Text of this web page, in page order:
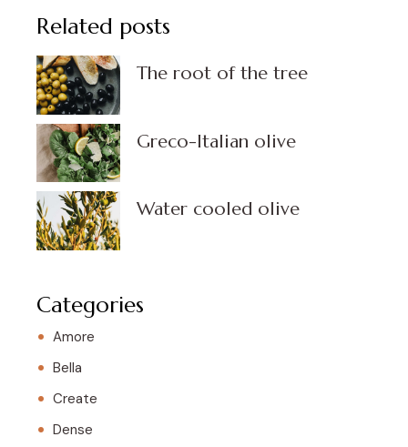
Related posts
The root of the tree
Greco-Italian olive
Water cooled olive
Categories
Amore
Bella
Create
Dense